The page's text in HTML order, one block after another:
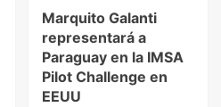
Marquito Galanti
representará a
Paraguay en la IMSA
Pilot Challenge en
EEUU